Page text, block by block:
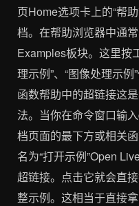
页Home选项卡上的“帮
档。在帮助浏览器中通
Examples板块。这里按
理示例”、“图像处理示例
函数帮助中的超链接这
法。当你在命令窗口输
档页面的最下方或相关
名为“打开示例”Open
超链接。点击它就会直
整示例。这相当于直接